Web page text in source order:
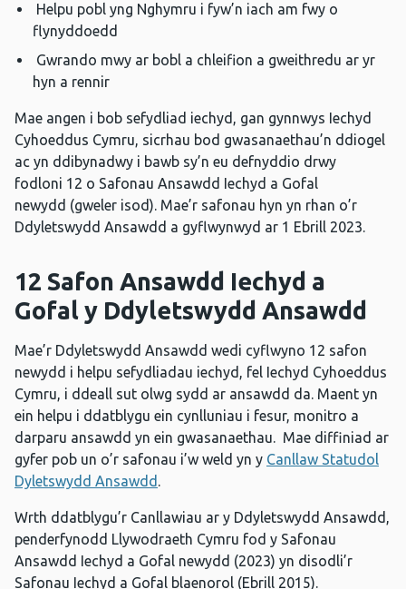
Helpu pobl yng Nghymru i fyw’n iach am fwy o
flynyddoedd
Gwrando mwy ar bobl a chleifion a gweithredu ar yr
hyn a rennir
Mae angen i bob sefydliad iechyd, gan gynnwys Iechyd
Cyhoeddus Cymru, sicrhau bod gwasanaethau’n ddiogel
ac yn ddibynadwy i bawb sy’n eu defnyddio drwy
fodloni 12 o Safonau Ansawdd Iechyd a Gofal
newydd (gweler isod). Mae’r safonau hyn yn rhan o’r
Ddyletswydd Ansawdd a gyflwynwyd ar 1 Ebrill 2023.
12 Safon Ansawdd Iechyd a
Gofal y Ddyletswydd Ansawdd
Mae’r Ddyletswydd Ansawdd wedi cyflwyno 12 safon
newydd i helpu sefydliadau iechyd, fel Iechyd Cyhoeddus
Cymru, i ddeall sut olwg sydd ar ansawdd da. Maent yn
ein helpu i ddatblygu ein cynlluniau i fesur, monitro a
darparu ansawdd yn ein gwasanaethau. Mae diffiniad ar
gyfer pob un o’r safonau i’w weld yn y Canllaw Statudol
Dyletswydd Ansawdd .
Wrth ddatblygu’r Canllawiau ar y Ddyletswydd Ansawdd,
penderfynodd Llywodraeth Cymru fod y Safonau
Ansawdd Iechyd a Gofal newydd (2023) yn disodli’r
Safonau Iechyd a Gofal blaenorol (Ebrill 2015).